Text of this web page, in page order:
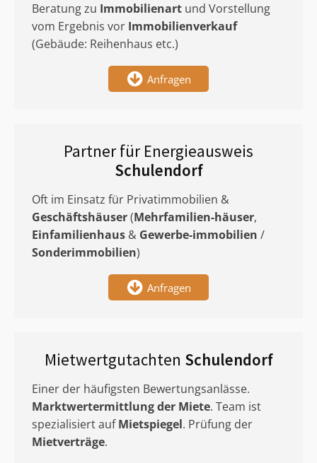
Beratung zu Immobilienart und Vorstellung
vom Ergebnis vor Immobilienverkauf
(Gebäude: Reihenhaus etc.)
Anfragen
Partner für Energieausweis
Schulendorf
Oft im Einsatz für Privatimmobilien &
Geschäftshäuser(Mehrfamilien-häuser,
Einfamilienhaus & Gewerbe-immobilien /
Sonderimmobilien)
Anfragen
Mietwertgutachten Schulendorf
Einer der häufigsten Bewertungsanlässe.
Marktwertermittlungder Miete. Team ist
spezialisiert aufMietspiegel. Prüfung der
Mietverträge.